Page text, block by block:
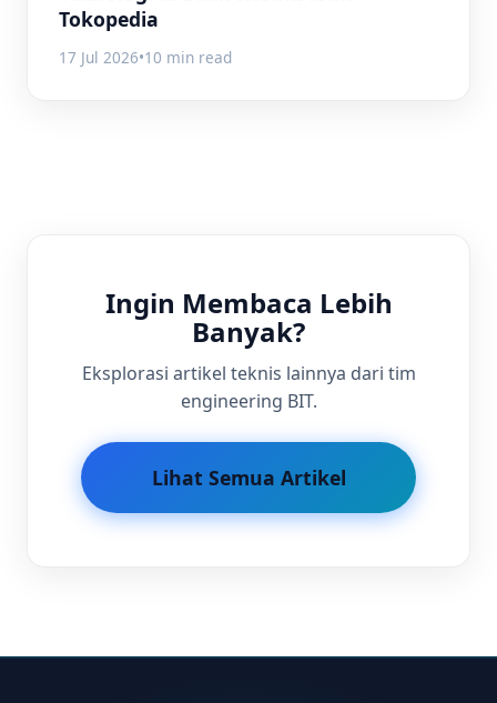
Tokopedia
17 Jul 2026•10 min read
Ingin Membaca Lebih
Banyak?
Eksplorasi artikel teknis lainnya dari tim
engineering BIT.
Lihat Semua Artikel